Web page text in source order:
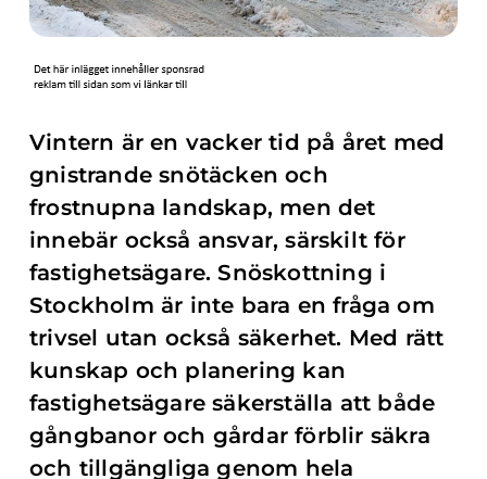
Vintern är en vacker tid på året med
gnistrande snötäcken och
frostnupna landskap, men det
innebär också ansvar, särskilt för
fastighetsägare. Snöskottning i
Stockholm är inte bara en fråga om
trivsel utan också säkerhet. Med rätt
kunskap och planering kan
fastighetsägare säkerställa att både
gångbanor och gårdar förblir säkra
och tillgängliga genom hela